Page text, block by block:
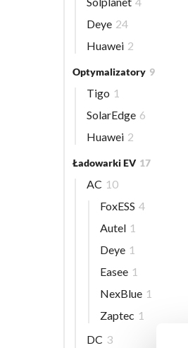
Deye 24
Huawei 2
Optymalizatory 9
Tigo 1
SolarEdge 6
Huawei 2
Ładowarki EV 17
AC 10
FoxESS 4
Autel 1
Deye 1
Easee 1
NexBlue 1
Zaptec 1
DC 3